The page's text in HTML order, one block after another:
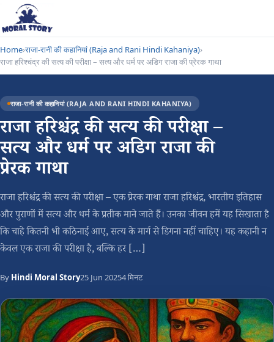
Home›राजा-रानी की कहानियां (Raja and Rani Hindi Kahaniya)›
राजा हरिश्चंद्र की सत्य की परीक्षा – सत्य और धर्म पर अडिग राजा की प्रेरक गाथा
राजा-रानी की कहानियां (RAJA AND RANI HINDI KAHANIYA)
राजा हरिश्चंद्र की सत्य की परीक्षा –
सत्य और धर्म पर अडिग राजा की
प्रेरक गाथा
राजा हरिश्चंद्र की सत्य की परीक्षा – एक प्रेरक गाथा राजा हरिश्चंद्र, भारतीय इतिहास
और पुराणों में सत्य और धर्म के प्रतीक माने जाते हैं। उनका जीवन हमें यह सिखाता है
कि चाहे कितनी भी कठिनाई आए, सत्य के मार्ग से डिगना नहीं चाहिए। यह कहानी न
केवल एक राजा की परीक्षा है, बल्कि हर […]
By Hindi Moral Story25 Jun 20254 मिनट